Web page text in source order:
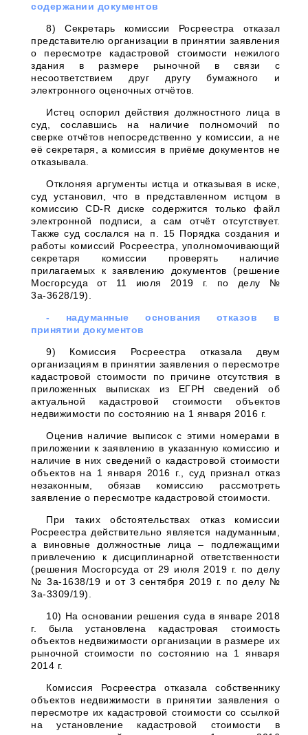
содержании документов
8) Секретарь комиссии Росреестра отказал
представителю организации в принятии заявления
о пересмотре кадастровой стоимости нежилого
здания в размере рыночной в связи с
несоответствием друг другу бумажного и
электронного оценочных отчётов.
Истец оспорил действия должностного лица в
суд, сославшись на наличие полномочий по
сверке отчётов непосредственно у комиссии, а не
её секретаря, а комиссия в приёме документов не
отказывала.
Отклоняя аргументы истца и отказывая в иске,
суд установил, что в представленном истцом в
комиссию CD-R диске содержится только файл
электронной подписи, а сам отчёт отсутствует.
Также суд сослался на п. 15 Порядка создания и
работы комиссий Росреестра, уполномочивающий
секретаря комиссии проверять наличие
прилагаемых к заявлению документов (решение
Мосгорсуда от 11 июля 2019 г. по делу №
3а-3628/19).
- надуманные основания отказов в
принятии документов
9) Комиссия Росреестра отказала двум
организациям в принятии заявления о пересмотре
кадастровой стоимости по причине отсутствия в
приложенных выписках из ЕГРН сведений об
актуальной кадастровой стоимости объектов
недвижимости по состоянию на 1 января 2016 г.
Оценив наличие выписок с этими номерами в
приложении к заявлению в указанную комиссию и
наличие в них сведений о кадастровой стоимости
объектов на 1 января 2016 г., суд признал отказ
незаконным, обязав комиссию рассмотреть
заявление о пересмотре кадастровой стоимости.
При таких обстоятельствах отказ комиссии
Росреестра действительно является надуманным,
а виновные должностные лица – подлежащими
привлечению к дисциплинарной ответственности
(решения Мосгорсуда от 29 июля 2019 г. по делу
№ 3а-1638/19 и от 3 сентября 2019 г. по делу №
3а-3309/19).
10) На основании решения суда в январе 2018
г. была установлена кадастровая стоимость
объектов недвижимости организации в размере их
рыночной стоимости по состоянию на 1 января
2014 г.
Комиссия Росреестра отказала собственнику
объектов недвижимости в принятии заявления о
пересмотре их кадастровой стоимости со ссылкой
на установление кадастровой стоимости в